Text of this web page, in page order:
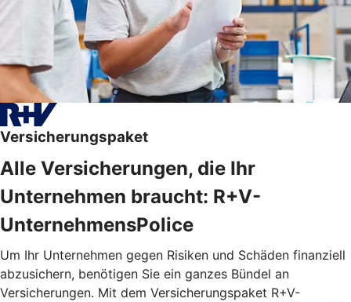
Versicherungspaket
Alle Versicherungen, die Ihr
Unternehmen braucht: R+V-
UnternehmensPolice
Um Ihr Unternehmen gegen Risiken und Schäden finanziell
abzusichern, benötigen Sie ein ganzes Bündel an
Versicherungen. Mit dem Versicherungspaket R+V-